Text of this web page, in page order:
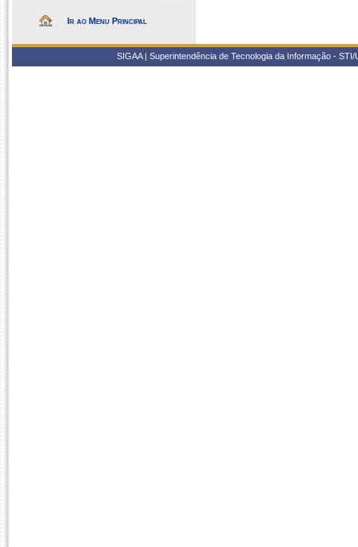
Ir ao Menu Principal
SIGAA | Superintendência de Tecnologia da Informação -